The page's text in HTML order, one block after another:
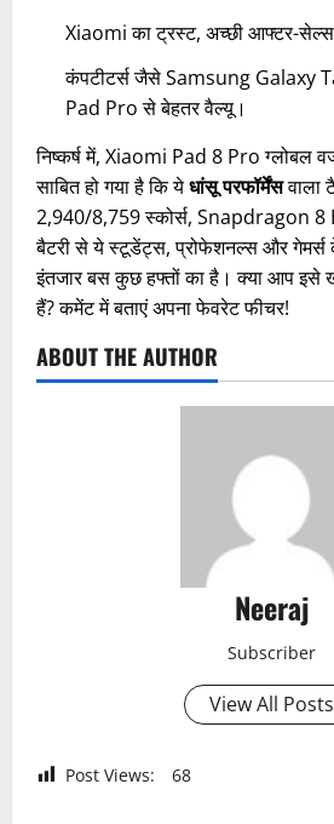
Xiaomi का ट्रस्ट, अच्छी आफ्टर-
कंपटीटर्स जैसे Samsung Galaxy
Pad Pro से बेहतर वैल्यू।
निष्कर्ष में, Xiaomi Pad 8 Pro ग्लोबल
साबित हो गया है कि येधांसू परफॉर्मेंसवाला
2,940/8,759 स्कोर्स, Snapdragon
बैटरी से ये स्टूडेंट्स, प्रोफेशनल्स और गेमर्स
इंतजार बस कुछ हफ्तों का है। क्या आप इसे
हैं? कमेंट में बताएं अपना फेवरेट फीचर!
ABOUT THE AUTHOR
Neeraj
Subscriber
View All Posts
Post Views: 68